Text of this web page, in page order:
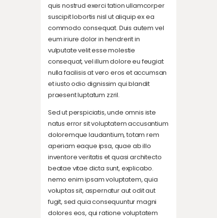
quis nostrud exerci tation ullamcorper
suscipit lobortis nisl ut aliquip ex ea
commodo consequat. Duis autem vel
eum iriure dolor in hendrerit in
vulputate velit esse molestie
consequat, vel illum dolore eu feugiat
nulla facilisis at vero eros et accumsan
et iusto odio dignissim qui blandit
praesent luptatum zzril.
Sed ut perspiciatis, unde omnis iste
natus error sit voluptatem accusantium
doloremque laudantium, totam rem
aperiam eaque ipsa, quae ab illo
inventore veritatis et quasi architecto
beatae vitae dicta sunt, explicabo.
nemo enim ipsam voluptatem, quia
voluptas sit, aspernatur aut odit aut
fugit, sed quia consequuntur magni
dolores eos, qui ratione voluptatem